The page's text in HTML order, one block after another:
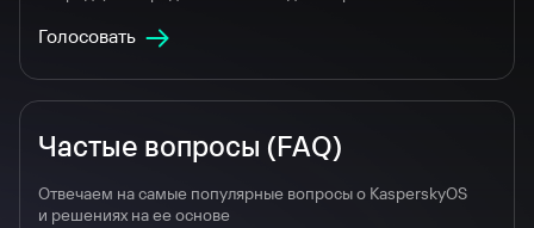
Голосовать
Частые вопросы (FAQ)
Отвечаем на самые популярные вопросы о KasperskyOS
и решениях на ее основе